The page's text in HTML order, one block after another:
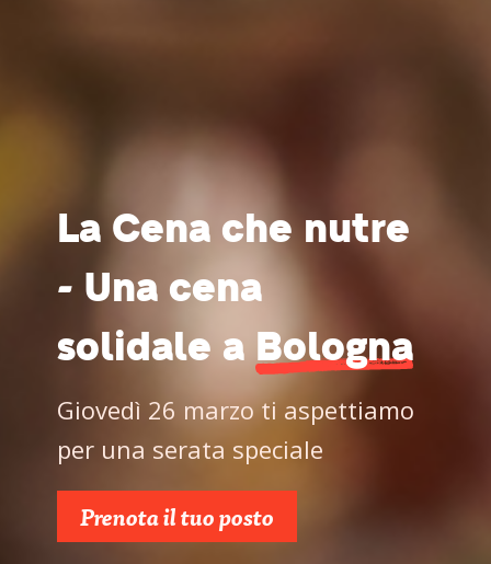
La Cena che nutre
- Una cena
solidale a Bologna
Giovedì 26 marzo ti aspettiamo
per una serata speciale
Prenota il tuo posto